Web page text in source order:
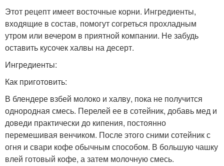
Этот рецепт имеет восточные корни. Ингредиенты,
входящие в состав, помогут согреться прохладным
утром или вечером в приятной компании. Не забудь
оставить кусочек халвы на десерт.
Ингредиенты:
Как приготовить:
В блендере взбей молоко и халву, пока не получится
однородная смесь. Перелей ее в сотейник, добавь мед и
доведи практически до кипения, постоянно
перемешивая венчиком. После этого сними сотейник с
огня и свари кофе обычным способом. В большую чашку
влей готовый кофе, а затем молочную смесь.